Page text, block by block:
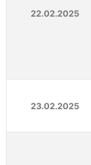
22.02.2025
23.02.2025